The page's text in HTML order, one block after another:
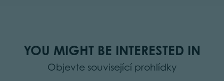
YOU MIGHT BE INTERESTED IN
Objevte související prohlídky